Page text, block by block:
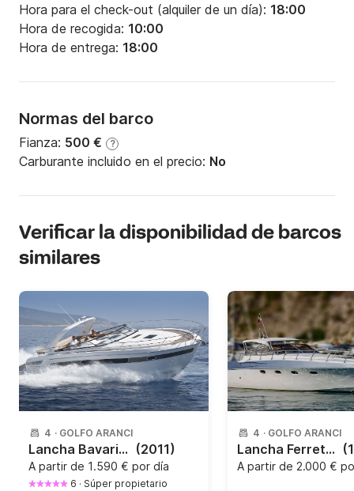
Hora para el check-out (alquiler de un día): 18:00
Hora de recogida: 10:00
Hora de entrega: 18:00
Normas del barco
Fianza: 500 € ?
Carburante incluido en el precio: No
Verificar la disponibilidad de barcos
similares
4 · GOLFO ARANCI
Lancha Bavaria Bavaria Sport 650CV (2011)
A partir de 1.590 € por día
6 · Súper propietario
4 · GOLFO ARANCI
Lancha Ferretti Altura 40 375CV
A partir de 2.000 €